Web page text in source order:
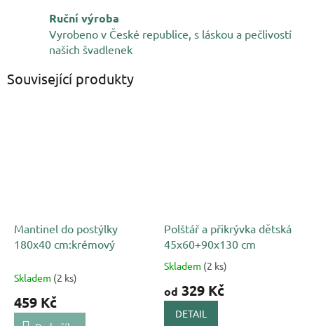
Ruční výroba
Vyrobeno v České republice, s láskou a pečlivostí
našich švadlenek
Související produkty
Mantinel do postýlky
180x40 cm:krémový
Skladem (2 ks)
459 Kč
Polštář a přikrývka dětská
45x60+90x130 cm
Průměrné
produktu
5,0
Skladem (2 ks)
od 329 Kč
DETAIL